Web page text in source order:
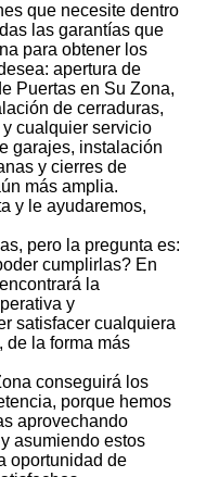
que necesite dentro
las garantías que
para obtener los
apertura de
Puertas en Su Zona,
de cerraduras,
cualquier servicio
garajes, instalación
y cierres de
más amplia.
y le ayudaremos,
pero la pregunta es:
cumplirlas? En
la
y
satisfacer cualquiera
de la forma más
conseguirá los
porque hemos
aprovechando
asumiendo estos
oportunidad de